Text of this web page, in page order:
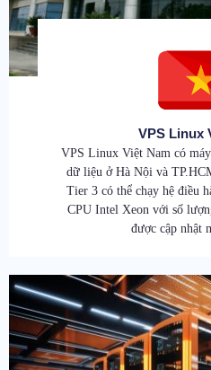
VPS Linux
VPS Linux Việt Nam có
dữ liệu ở Hà Nội và
Tier 3 có thể chạy hệ điều
CPU Intel Xeon với số
được cập nhật